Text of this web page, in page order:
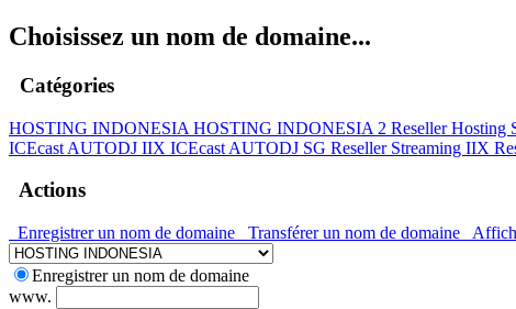
Choisissez un nom de domaine...
Catégories
HOSTING INDONESIA HOSTING INDONESIA 2 Reseller Hosting
ICEcast AUTODJ IIX ICEcast AUTODJ SG Reseller Streaming IIX
Actions
Enregistrer un nom de domaine Transférer un nom de domaine
Enregistrer un nom de domaine
www.